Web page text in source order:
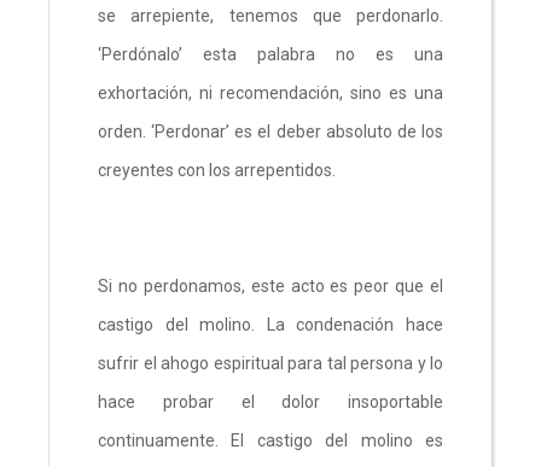
se arrepiente, tenemos que perdonarlo.
‘Perdónalo’ esta palabra no es una
exhortación, ni recomendación, sino es una
orden. ‘Perdonar’ es el deber absoluto de los
creyentes con los arrepentidos.
Si no perdonamos, este acto es peor que el
castigo del molino. La condenación hace
sufrir el ahogo espiritual para tal persona y lo
hace probar el dolor insoportable
continuamente. El castigo del molino es